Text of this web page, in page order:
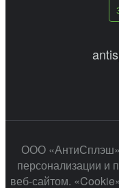
ООО «АнтиСплэш»
персонализации и
веб-сайтом.